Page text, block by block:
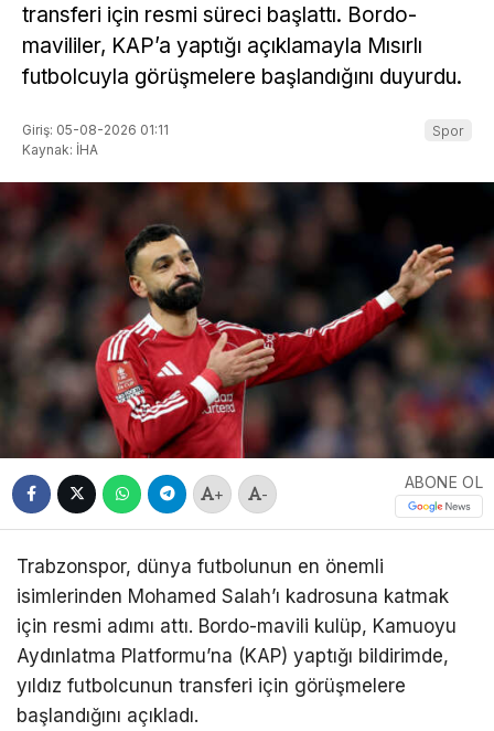
transferi için resmi süreci başlattı. Bordo-
mavililer, KAP’a yaptığı açıklamayla Mısırlı
futbolcuyla görüşmelere başlandığını duyurdu.
Giriş: 05-08-2026 01:11
Kaynak: İHA
Spor
+ -
ABONE OL
Trabzonspor, dünya futbolunun en önemli
isimlerinden Mohamed Salah’ı kadrosuna katmak
için resmi adımı attı. Bordo-mavili kulüp, Kamuoyu
Aydınlatma Platformu’na (KAP) yaptığı bildirimde,
yıldız futbolcunun transferi için görüşmelere
başlandığını açıkladı.